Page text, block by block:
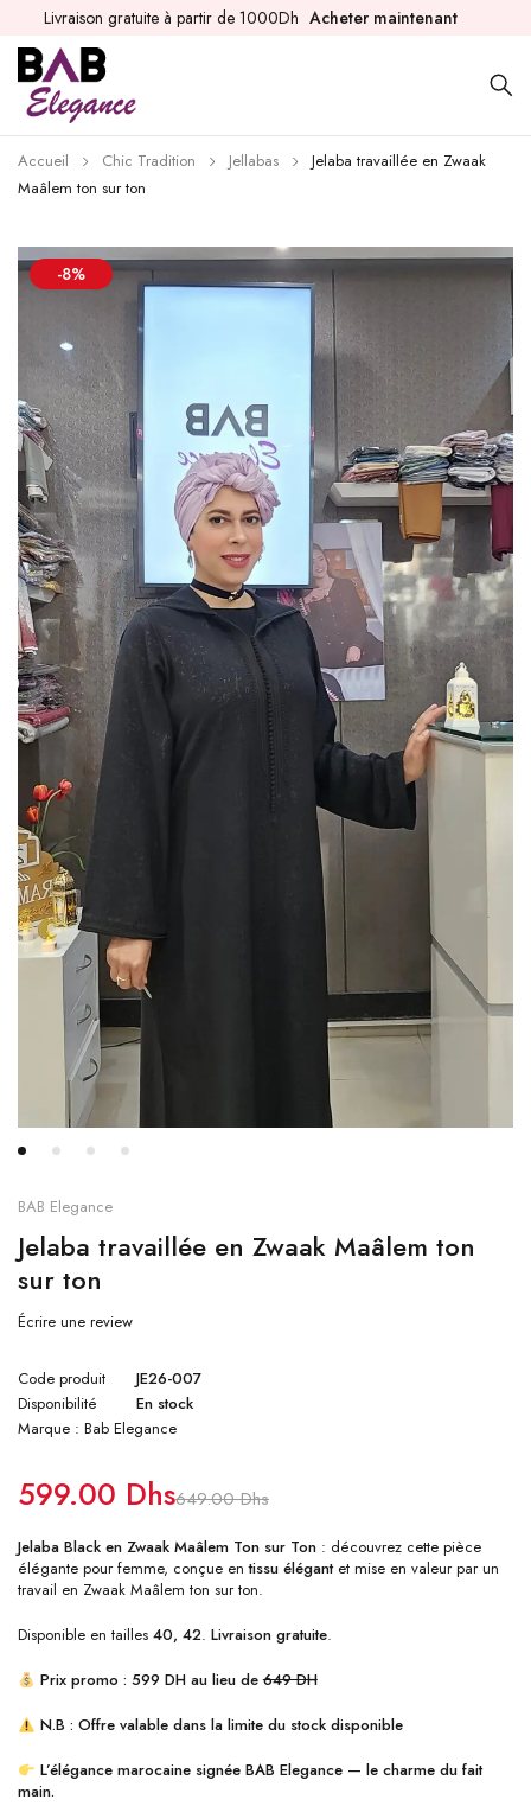
Livraison gratuite à partir de 1000Dh Acheter maintenant
Accueil Chic Tradition Jellabas
Jelaba travaillée en Zwaak
Maâlem ton sur ton
-8%
BAB Elegance
Jelaba travaillée en Zwaak Maâlem ton
sur ton
Écrire une review
Code produit
JE26-007
Disponibilité
En stock
Marque : Bab Elegance
649.00Dhs
599.00 Dhs
Jelaba Black en Zwaak Maâlem Ton sur Ton : découvrez cette pièce
élégante pour femme, conçue entissu élégantet mise en valeur par un
travail en Zwaak Maâlem ton sur ton.
Disponible en tailles 40, 42. Livraison gratuite.
Prix promo : 599 DH au lieu de649 DH
N.B : Offre valable dans la limite du stock disponible
L’élégance marocaine signée BAB Elegance — le charme du fait
main.